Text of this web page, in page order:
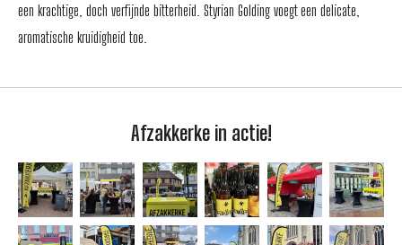
een krachtige, doch verfijnde bitterheid. Styrian Golding voegt een delicate,
aromatische kruidigheid toe.
Afzakkerke in actie!